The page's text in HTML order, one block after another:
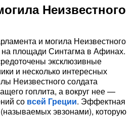
Неизвестного
и могила Неизвестного
площади Синтагма в Афинах.
эксклюзивные
и несколько интересных
Неизвестного солдата
гоплита, а вокруг нее —
со всей Греции. Эффектная
эвзонами), которую